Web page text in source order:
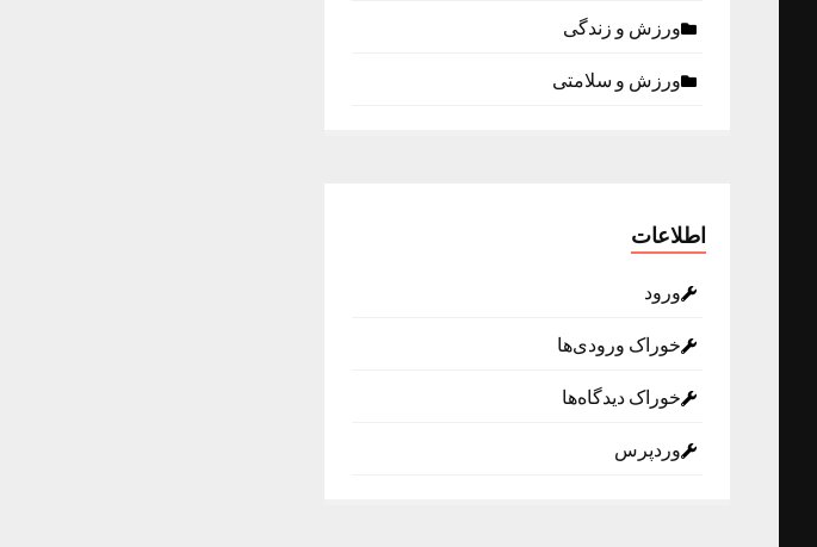
ورزش و زندگی
ورزش و سلامتی
اطلاعات
ورود
خوراک ورودی‌ها
خوراک دیدگاه‌ها
وردپرس